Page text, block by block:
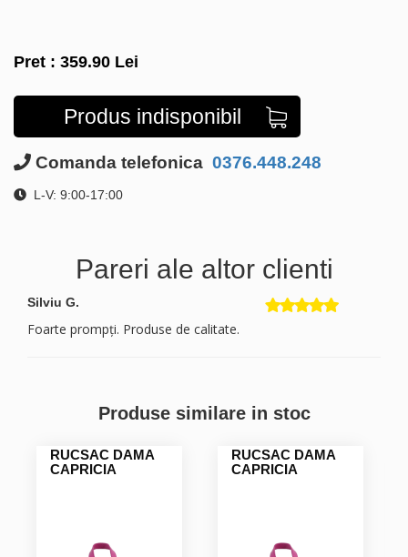
Pret : 359.90 Lei
Produs indisponibil
Comanda telefonica 0376.448.248
L-V: 9:00-17:00
Pareri ale altor clienti
Silviu G.
Foarte prompți. Produse de calitate.
Produse similare in stoc
RUCSAC DAMA
CAPRICIA
RUCSAC DAMA
CAPRICIA